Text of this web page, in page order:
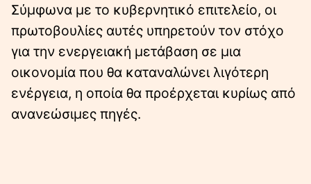
Σύμφωνα με το κυβερνητικό επιτελείο, οι
πρωτοβουλίες αυτές υπηρετούν τον στόχο
για την ενεργειακή μετάβαση σε μια
οικονομία που θα καταναλώνει λιγότερη
ενέργεια, η οποία θα προέρχεται κυρίως από
ανανεώσιμες πηγές.